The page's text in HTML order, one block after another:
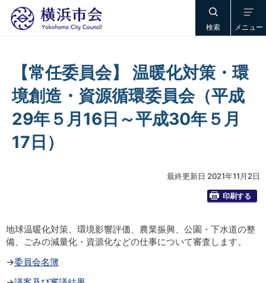
検索 メニュー
【常任委員会】 温暖化対策・環
境創造・資源循環委員会（平成
29年５月16日～平成30年５月
17日）
最終更新日 2021年11月2日
印刷する
地球温暖化対策、環境影響評価、農業振興、公園・下水道の整
備、ごみの減量化・資源化などの仕事について審査します。
→委員会名簿